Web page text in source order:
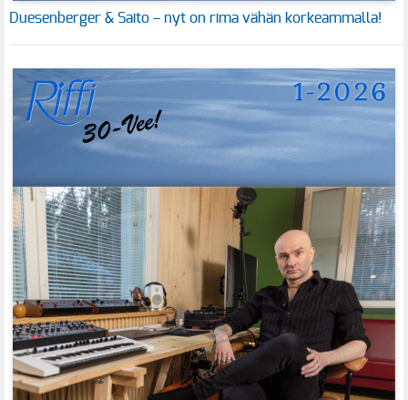
Duesenberger & Saito – nyt on rima vähän korkeammalla!